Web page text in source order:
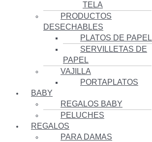
TELA
PRODUCTOS
DESECHABLES
PLATOS DE PAPEL
SERVILLETAS DE
PAPEL
VAJILLA
PORTAPLATOS
BABY
REGALOS BABY
PELUCHES
REGALOS
PARA DAMAS